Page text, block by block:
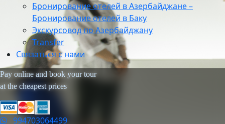
Бронирование отелей в Азербайджане –
Бронирование отелей в Баку
Экскурсовод по Азербайджану
Transfer
Связаться с нами
Pay online and book your tour
at the cheapest prices
994703064499